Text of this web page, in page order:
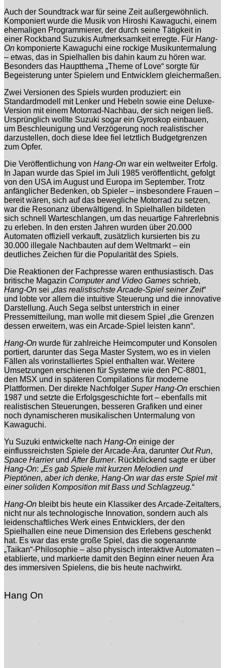
Auch der Soundtrack war für seine Zeit außergewöhnlich.
Komponiert wurde die Musik von Hiroshi Kawaguchi, einem
ehemaligen Programmierer, der durch seine Tätigkeit in
einer Rockband Suzukis Aufmerksamkeit erregte. Für Hang-
On komponierte Kawaguchi eine rockige Musikuntermalung
– etwas, das in Spielhallen bis dahin kaum zu hören war.
Besonders das Hauptthema „Theme of Love“ sorgte für
Begeisterung unter Spielern und Entwicklern gleichermaßen.
Zwei Versionen des Spiels wurden produziert: ein
Standardmodell mit Lenker und Hebeln sowie eine Deluxe-
Version mit einem Motorrad-Nachbau, der sich neigen ließ.
Ursprünglich wollte Suzuki sogar ein Gyroskop einbauen,
um Beschleunigung und Verzögerung noch realistischer
darzustellen, doch diese Idee fiel letztlich Budgetgrenzen
zum Opfer.
Die Veröffentlichung von Hang-On war ein weltweiter Erfolg.
In Japan wurde das Spiel im Juli 1985 veröffentlicht, gefolgt
von den USA im August und Europa im September. Trotz
anfänglicher Bedenken, ob Spieler – insbesondere Frauen –
bereit wären, sich auf das bewegliche Motorrad zu setzen,
war die Resonanz überwältigend. In Spielhallen bildeten
sich schnell Warteschlangen, um das neuartige Fahrerlebnis
zu erleben. In den ersten Jahren wurden über 20.000
Automaten offiziell verkauft, zusätzlich kursierten bis zu
30.000 illegale Nachbauten auf dem Weltmarkt – ein
deutliches Zeichen für die Popularität des Spiels.
Die Reaktionen der Fachpresse waren enthusiastisch. Das
britische Magazin Computer and Video Games schrieb,
Hang-On sei „das realistischste Arcade-Spiel seiner Zeit“
und lobte vor allem die intuitive Steuerung und die innovative
Darstellung. Auch Sega selbst unterstrich in einer
Pressemitteilung, man wolle mit diesem Spiel „die Grenzen
dessen erweitern, was ein Arcade-Spiel leisten kann“.
Hang-On wurde für zahlreiche Heimcomputer und Konsolen
portiert, darunter das Sega Master System, wo es in vielen
Fällen als vorinstalliertes Spiel enthalten war. Weitere
Umsetzungen erschienen für Systeme wie den PC-8801,
den MSX und in späteren Compilations für moderne
Plattformen. Der direkte Nachfolger Super Hang-On erschien
1987 und setzte die Erfolgsgeschichte fort – ebenfalls mit
realistischen Steuerungen, besseren Grafiken und einer
noch dynamischeren musikalischen Untermalung von
Kawaguchi.
Yu Suzuki entwickelte nach Hang-On einige der
einflussreichsten Spiele der Arcade-Ära, darunter Out Run,
Space Harrierund After Burner. Rückblickend sagte er über
Hang-On: „Es gab Spiele mit kurzen Melodien und
Pieptönen, aber ich denke, Hang-On war das erste Spiel mit
einer soliden Komposition mit Bass und Schlagzeug.“
Hang-On bleibt bis heute ein Klassiker des Arcade-Zeitalters,
nicht nur als technologische Innovation, sondern auch als
leidenschaftliches Werk eines Entwicklers, der den
Spielhallen eine neue Dimension des Erlebens geschenkt
hat. Es war das erste große Spiel, das die sogenannte
„Taikan“-Philosophie – also physisch interaktive Automaten –
etablierte, und markierte damit den Beginn einer neuen Ära
des immersiven Spielens, die bis heute nachwirkt.
Hang On